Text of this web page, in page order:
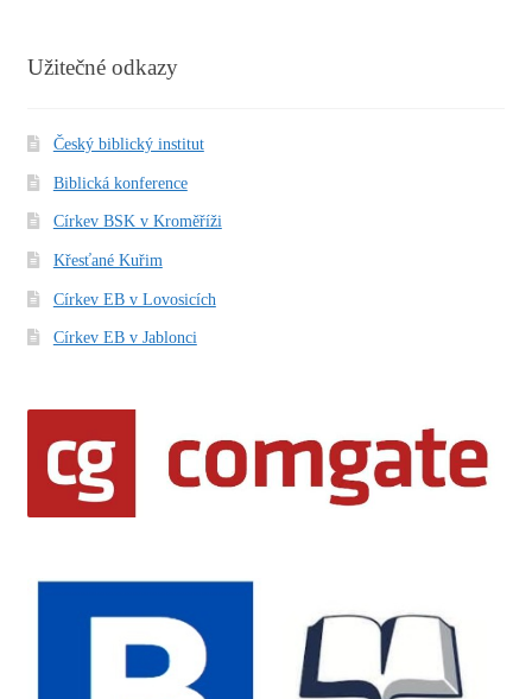
Užitečné odkazy
Český biblický institut
Biblická konference
Církev BSK v Kroměříži
Křesťané Kuřim
Církev EB v Lovosicích
Církev EB v Jablonci